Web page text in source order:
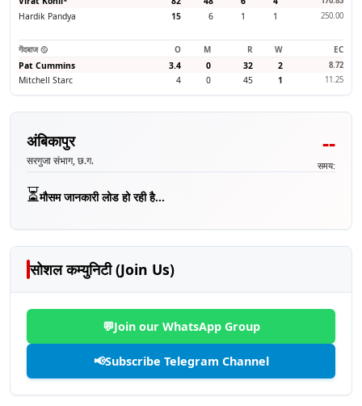
Hardik Pandya 15 6 1 1 250.00
गेंदबाज 🥎 O M R W
EC
Pat Cummins
3.4 0 32 2 8.72
Mitchell Starc 4 0 45 1 11.25
अंबिकापुर
सरगुजा संभाग, छ.ग.
--
समय:
⏳मौसम जानकारी लोड हो रही है...
सोशल कम्युनिटी (Join Us)
💬Join our WhatsApp Group
📢Subscribe Telegram Channel